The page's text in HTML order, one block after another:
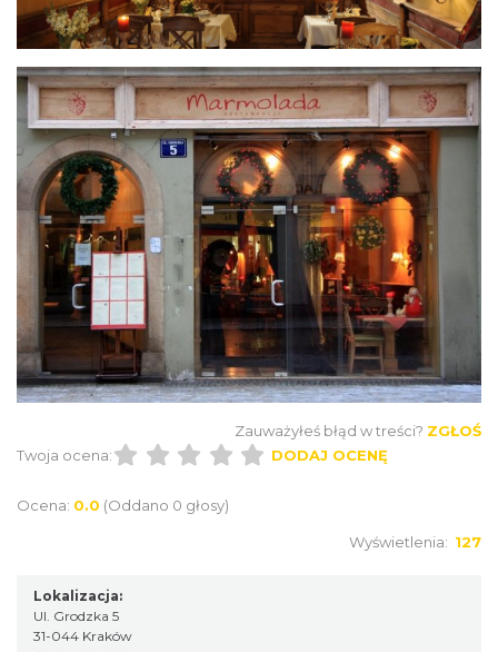
Zauważyłeś błąd w treści? ZGŁOŚ
Twoja ocena:
DODAJ OCENĘ
Ocena: 0.0 (Oddano 0 głosy)
Wyświetlenia: 127
Lokalizacja:
Ul. Grodzka 5
31-044 Kraków